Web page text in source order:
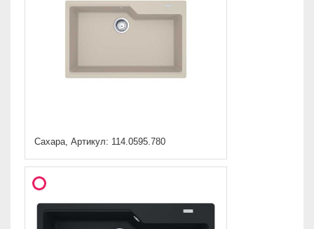
Сахара, Артикул: 114.0595.780